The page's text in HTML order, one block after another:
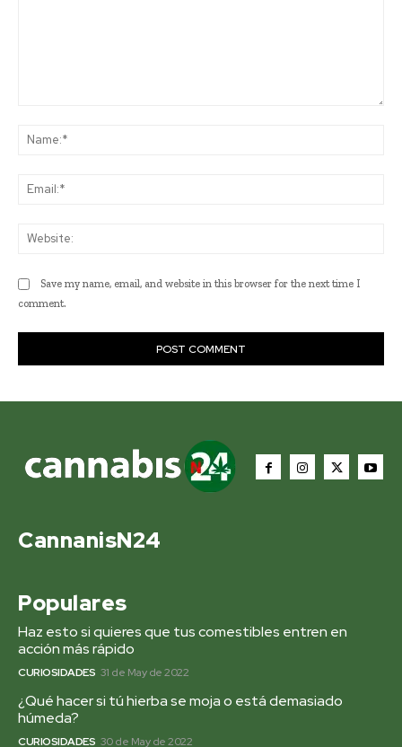
Save my name, email, and website in this browser for the next time I
comment.
CannanisN24
Populares
Haz esto si quieres que tus comestibles entren en
acción más rápido
CURIOSIDADES 31 de May de 2022
¿Qué hacer si tú hierba se moja o está demasiado
húmeda?
CURIOSIDADES 30 de May de 2022